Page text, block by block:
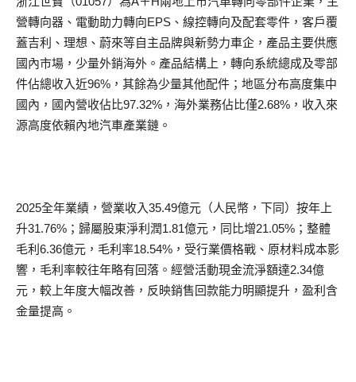
營轉向器、電動助力轉向EPS、線控轉向及配套零件，客戶覆
蓋吉利、理想、蔚來等自主品牌與新勢力車企，產品主要供應
國內市場，少量外銷海外。產品結構上，轉向系統總成及零部
件佔總收入近96%，其餘為少量其他配件；地區分布高度集中
國內，國內營收佔比97.32%，海外業務佔比僅2.68%，收入來
源高度依賴內地汽車產業鏈。
2025全年業績，營業收入35.49億元（人民幣，下同）按年上
升31.76%；歸屬股東淨利潤1.81億元，同比增21.05%；整體
毛利6.36億元，毛利率18.54%，受行業價格戰、原材料成本影
響，毛利率較往年略有回落。經營活動現金流淨額達2.34億
元，較上年度大幅改善，反映銷售回款能力明顯提升，盈利含
金量提高。